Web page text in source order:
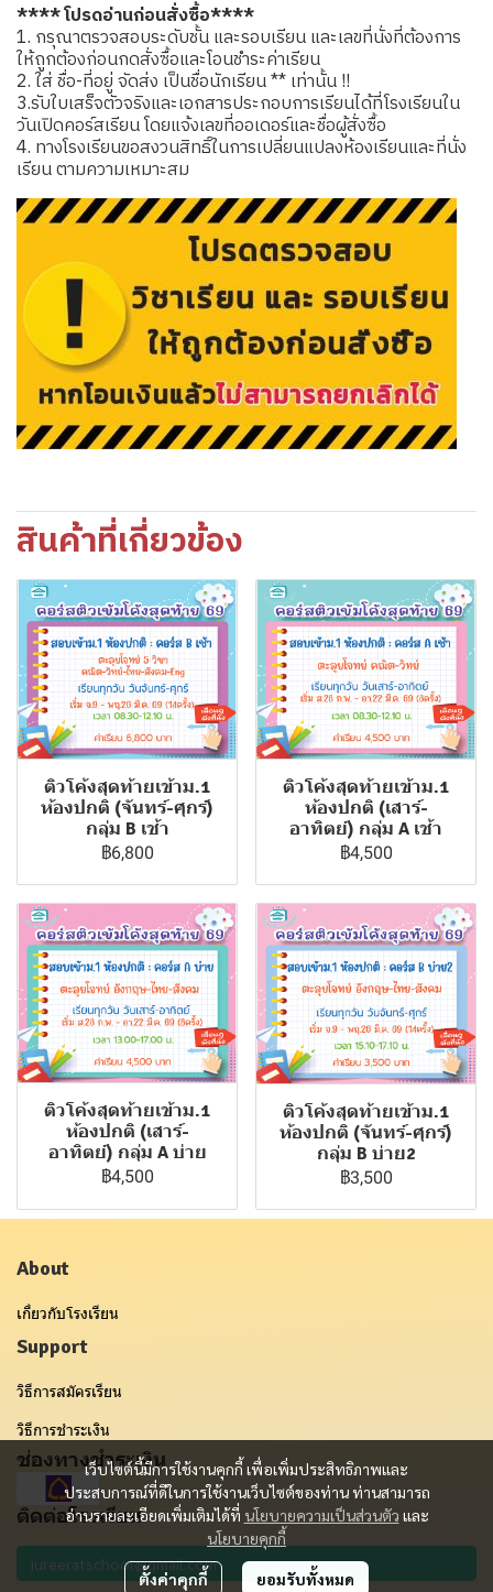
**** โปรดอ่านก่อนสั่งซื้อ****
1. กรุณาตรวจสอบระดับชั้น และรอบเรียน และเลขที่นั่งที่ต้องการ
ให้ถูกต้องก่อนกดสั่งซื้อและโอนชำระค่าเรียน
2. ใส่ ชื่อ-ที่อยู่ จัดส่ง เป็นชื่อนักเรียน ** เท่านั้น !!
3.รับใบเสร็จตัวจริงและเอกสารประกอบการเรียนได้ที่โรงเรียนใน
วันเปิดคอร์สเรียน โดยแจ้งเลขที่ออเดอร์และชื่อผู้สั่งซื้อ
4. ทางโรงเรียนขอสงวนสิทธิ์ในการเปลี่ยนแปลงห้องเรียนและที่นั่ง
เรียน ตามความเหมาะสม
สินค้าที่เกี่ยวข้อง
ติวโค้งสุดท้ายเข้าม.1
ห้องปกติ (จันทร์-ศุกร์)
กลุ่ม B เช้า
฿6,800
ติวโค้งสุดท้ายเข้าม.1
ห้องปกติ (เสาร์-
อาทิตย์) กลุ่ม A เช้า
฿4,500
ติวโค้งสุดท้ายเข้าม.1
ห้องปกติ (เสาร์-
อาทิตย์) กลุ่ม A บ่าย
฿4,500
ติวโค้งสุดท้ายเข้าม.1
ห้องปกติ (จันทร์-ศุกร์)
กลุ่ม B บ่าย2
฿3,500
เว็บไซต์นี้มีการใช้งานคุกกี้ เพื่อเพิ่มประสิทธิภาพและ
ประสบการณ์ที่ดีในการใช้งานเว็บไซต์ของท่าน ท่านสามารถ
อ่านรายละเอียดเพิ่มเติมได้ที่ นโยบายความเป็นส่วนตัว และ
นโยบายคุกกี้
ตั้งค่าคุกกี้ ยอมรับทั้งหมด
About
เกี่ยวกับโรงเรียน
Support
วิธีการสมัครเรียน
วิธีการชำระเงิน
ช่องทางชำระเงิน
ติดต่อโรงเรียน